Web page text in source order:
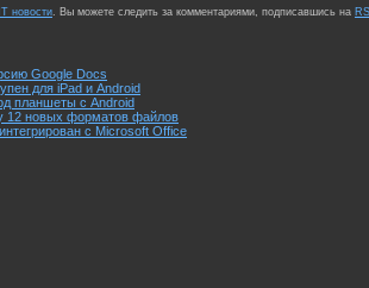
IT новости. Вы можете следить за комментариями, подписавшись на
Google Docs
для iPad и Android
планшеты с Android
12 новых форматов файлов
с Microsoft Office